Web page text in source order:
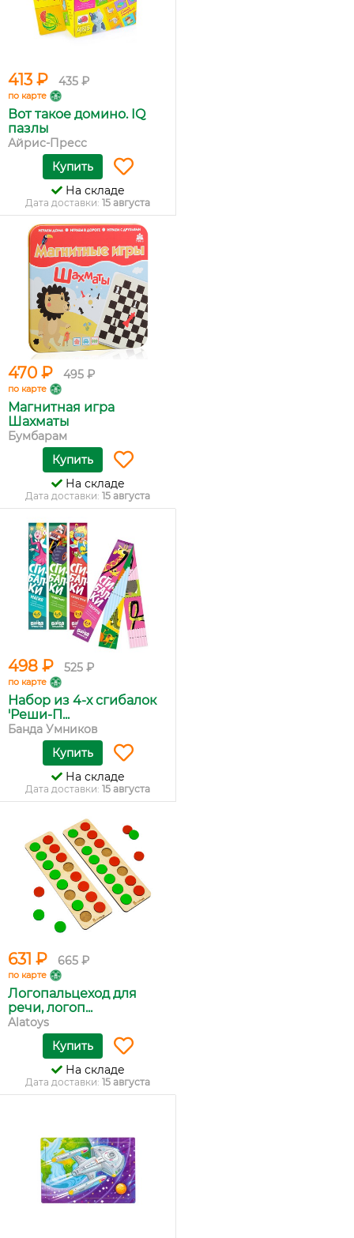
413 ₽ 435 ₽
по карте
Вот такое домино. IQ
пазлы
Айрис-Пресс
Купить
На складе
Дата доставки: 15 августа
470 ₽ 495 ₽
по карте
Магнитная игра
Шахматы
Бумбарам
Купить
На складе
Дата доставки: 15 августа
498 ₽ 525 ₽
по карте
Набор из 4-х сгибалок
'Реши-П...
Банда Умников
Купить
На складе
Дата доставки: 15 августа
631 ₽ 665 ₽
по карте
Логопальцеход для
речи, логоп...
Alatoys
Купить
На складе
Дата доставки: 15 августа